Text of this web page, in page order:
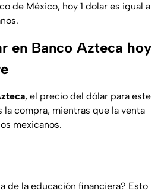
de México, hoy 1 dolar es igual a
en Banco Azteca hoy
, el precio del dólar para este
la compra, mientras que la venta
mexicanos.
de la educación financiera? Esto